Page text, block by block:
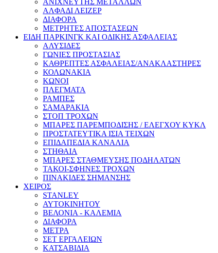
ΑΝΙΧΝΕΥΤΗΣ ΜΕΤΑΛΛΩΝ
ΑΛΦΑΔΙ ΛΕΙΖΕΡ
ΔΙΑΦΟΡΑ
ΜΕΤΡΗΤΕΣ ΑΠΟΣΤΑΣΕΩΝ
ΕΙΔΗ ΠΑΡΚΙΝΓΚ ΚΑΙ ΟΔΙΚΗΣ ΑΣΦΑΛΕΙΑΣ
ΑΛΥΣΙΔΕΣ
ΓΩΝΙΕΣ ΠΡΟΣΤΑΣΙΑΣ
ΚΑΘΡΕΠΤΕΣ ΑΣΦΑΛΕΙΑΣ/ΑΝΑΚΛΑΣΤΗΡΕΣ
ΚΟΛΩΝΑΚΙΑ
ΚΩΝΟΙ
ΠΛΕΓΜΑΤΑ
ΡΑΜΠΕΣ
ΣΑΜΑΡΑΚΙΑ
ΣΤΟΠ ΤΡΟΧΩΝ
ΜΠΑΡΕΣ ΠΑΡΕΜΠΟΔΙΣΗΣ / ΕΛΕΓΧΟΥ ΚΥΚΛ
ΠΡΟΣΤΑΤΕΥΤΙΚΑ ΙΣΙΑ ΤΕΙΧΩΝ
ΕΠΙΔΑΠΕΔΙΑ ΚΑΝΑΛΙΑ
ΣΤΗΘΑΙΑ
ΜΠΑΡΕΣ ΣΤΑΘΜΕΥΣΗΣ ΠΟΔΗΛΑΤΩΝ
ΤΑΚΟΙ-ΣΦΗΝΕΣ ΤΡΟΧΩΝ
ΠΙΝΑΚΙΔΕΣ ΣΗΜΑΝΣΗΣ
ΧΕΙΡΟΣ
STANLEY
ΑΥΤΟΚΙΝΗΤΟΥ
ΒΕΛΟΝΙΑ - ΚΑΛΕΜΙΑ
ΔΙΑΦΟΡΑ
ΜΕΤΡΑ
ΣΕΤ ΕΡΓΑΛΕΙΩΝ
ΚΑΤΣΑΒΙΔΙΑ